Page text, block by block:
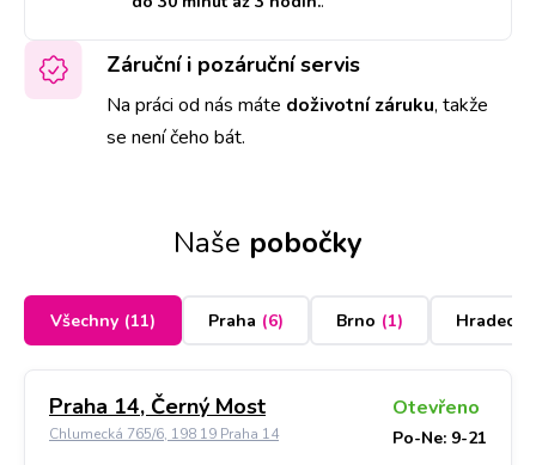
Záruční i pozáruční servis
Na práci od nás máte doživotní záruku, takže
se není čeho bát.
Naše pobočky
Všechny (11) Praha (6) Brno (1) Hradec
Praha 14, Černý Most
Chlumecká 765/6, 198 19 Praha 14
Otevřeno
Po-Ne: 9-21